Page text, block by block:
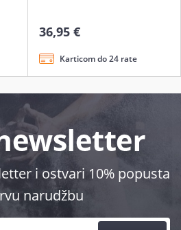
36,95 €
Karticom do 24 rate
i ostvari 10% popusta
narudžbu